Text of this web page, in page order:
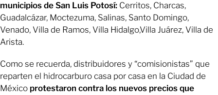
municipios de San Luis Potosí: Cerritos, Charcas,
Guadalcázar, Moctezuma, Salinas, Santo Domingo,
Venado, Villa de Ramos, Villa Hidalgo,Villa Juárez, Villa de
Arista.
Como se recuerda, distribuidores y “comisionistas” que
reparten el hidrocarburo casa por casa en la Ciudad de
México protestaron contra los nuevos precios que